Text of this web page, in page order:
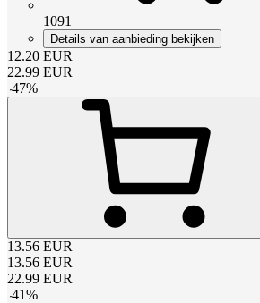
1091
Details van aanbieding bekijken
12.20 EUR
22.99 EUR
-47%
13.56 EUR
13.56 EUR
22.99 EUR
-41%